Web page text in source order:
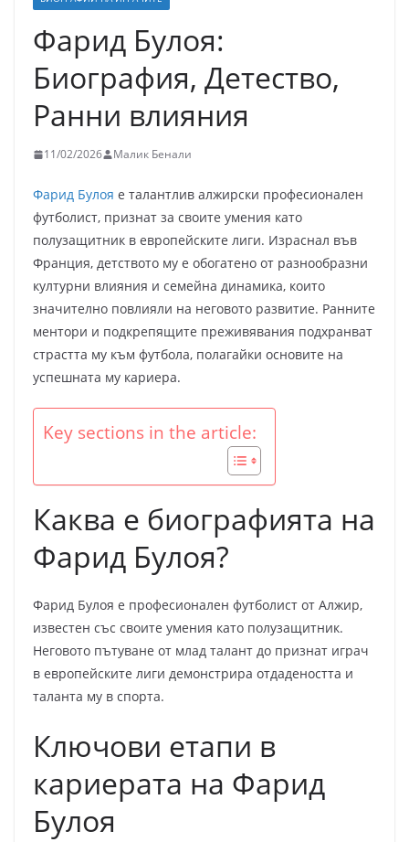
Фарид Булоя:
Биография, Детество,
Ранни влияния
11/02/2026 Малик Бенали
Фарид Булоя е талантлив алжирски професионален
футболист, признат за своите умения като
полузащитник в европейските лиги. Израснал във
Франция, детството му е обогатено от разнообразни
културни влияния и семейна динамика, които
значително повлияли на неговото развитие. Ранните
ментори и подкрепящите преживявания подхранват
страстта му към футбола, полагайки основите на
успешната му кариера.
Key sections in the article:
Каква е биографията на
Фарид Булоя?
Фарид Булоя е професионален футболист от Алжир,
известен със своите умения като полузащитник.
Неговото пътуване от млад талант до признат играч
в европейските лиги демонстрира отдадеността и
таланта му в спорта.
Ключови етапи в
кариерата на Фарид
Булоя